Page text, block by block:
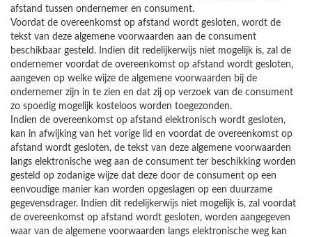
afstand tussen ondernemer en consument.
Voordat de overeenkomst op afstand wordt gesloten, wordt de
tekst van deze algemene voorwaarden aan de consument
beschikbaar gesteld. Indien dit redelijkerwijs niet mogelijk is, zal de
ondernemer voordat de overeenkomst op afstand wordt gesloten,
aangeven op welke wijze de algemene voorwaarden bij de
ondernemer zijn in te zien en dat zij op verzoek van de consument
zo spoedig mogelijk kosteloos worden toegezonden.
Indien de overeenkomst op afstand elektronisch wordt gesloten,
kan in afwijking van het vorige lid en voordat de overeenkomst op
afstand wordt gesloten, de tekst van deze algemene voorwaarden
langs elektronische weg aan de consument ter beschikking worden
gesteld op zodanige wijze dat deze door de consument op een
eenvoudige manier kan worden opgeslagen op een duurzame
gegevensdrager. Indien dit redelijkerwijs niet mogelijk is, zal voordat
de overeenkomst op afstand wordt gesloten, worden aangegeven
waar van de algemene voorwaarden langs elektronische weg kan